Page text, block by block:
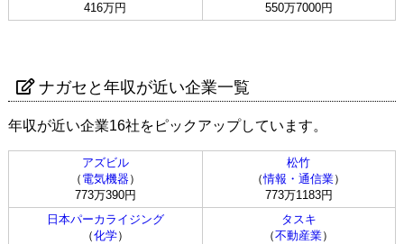
416万円
550万7000円
ナガセと年収が近い企業一覧
年収が近い企業16社をピックアップしています。
アズビル
（ 電気機器）
773万390円
松竹
（情報・通信業）
773万1183円
日本パーカライジング
（化学）
タスキ
（不動産業）